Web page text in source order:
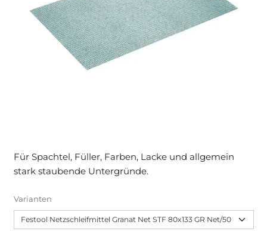
Für Spachtel, Füller, Farben, Lacke und allgemein
stark staubende Untergründe.
Varianten